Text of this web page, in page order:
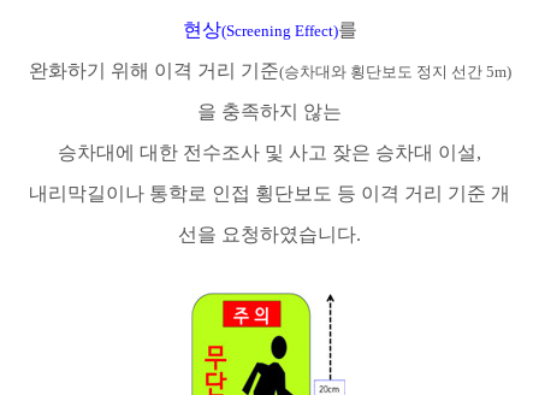
현상(Screening Effect)를
완화하기 위해 이격 거리 기준(승차대와 횡단보도 정지 선간 5m)
을 충족하지 않는
승차대에 대한 전수조사 및 사고 잦은 승차대 이설,
내리막길이나 통학로 인접 횡단보도 등 이격 거리 기준 개
선을 요청하였습니다.